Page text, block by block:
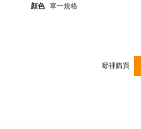
顏色 單一規格
哪裡購買